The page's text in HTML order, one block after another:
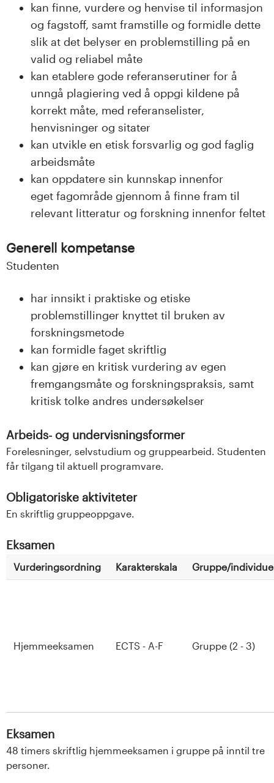
kan finne, vurdere og henvise til informasjon
og fagstoff, samt framstille og formidle dette
slik at det belyser en problemstilling på en
valid og reliabel måte
kan etablere gode referanserutiner for å
unngå plagiering ved å oppgi kildene på
korrekt måte, med referanselister,
henvisninger og sitater
kan utvikle en etisk forsvarlig og god faglig
arbeidsmåte
kan oppdatere sin kunnskap innenfor
eget fagområde gjennom å finne fram til
relevant litteratur og forskning innenfor feltet
Generell kompetanse
Studenten
har innsikt i praktiske og etiske
problemstillinger knyttet til bruken av
forskningsmetode
kan formidle faget skriftlig
kan gjøre en kritisk vurdering av egen
fremgangsmåte og forskningspraksis, samt
kritisk tolke andres undersøkelser
Arbeids- og undervisningsformer
Forelesninger, selvstudium og gruppearbeid. Studenten
får tilgang til aktuell programvare.
Obligatoriske aktiviteter
En skriftlig gruppeoppgave.
Eksamen
Vurderingsordning Karakterskala Gruppe/
Hjemmeeksamen ECTS - A-F Gruppe (2 - 3)
Eksamen
48 timers skriftlig hjemmeeksamen i gruppe på inntil tre
personer.